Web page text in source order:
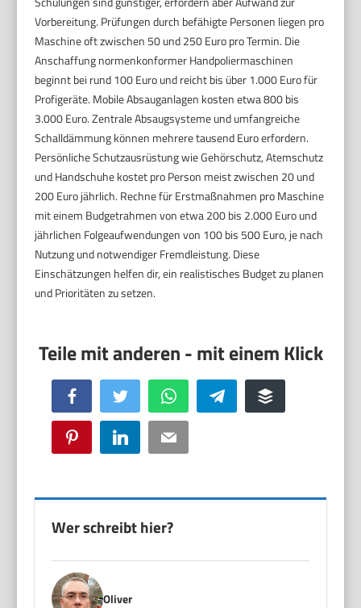
Vorbereitung. Prüfungen durch befähigte Personen liegen pro
Maschine oft zwischen 50 und 250 Euro pro Termin. Die
Anschaffung normenkonformer Handpoliermaschinen
beginnt bei rund 100 Euro und reicht bis über 1.000 Euro für
Profigeräte. Mobile Absauganlagen kosten etwa 800 bis
3.000 Euro. Zentrale Absaugsysteme und umfangreiche
Schalldämmung können mehrere tausend Euro erfordern.
Persönliche Schutzausrüstung wie Gehörschutz, Atemschutz
und Handschuhe kostet pro Person meist zwischen 20 und
200 Euro jährlich. Rechne für Erstmaßnahmen pro Maschine
mit einem Budgetrahmen von etwa 200 bis 2.000 Euro und
jährlichen Folgeaufwendungen von 100 bis 500 Euro, je nach
Nutzung und notwendiger Fremdleistung. Diese
Einschätzungen helfen dir, ein realistisches Budget zu planen
und Prioritäten zu setzen.
Facebook Twitter WhatsApp Telegram Buffer
Pinterest LinkedIn Email
Wer schreibt hier?
Oliver